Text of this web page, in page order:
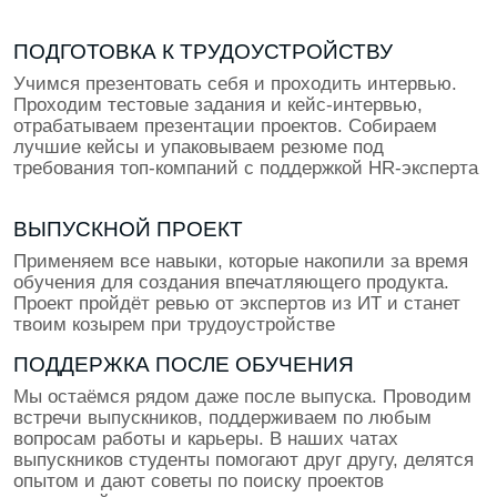
В каком ты классе?
8 9 10 11
Даю согласие на обработкуперсональных данных
Даю согласие на получениерекламных материалов
Заявку оставляет родитель